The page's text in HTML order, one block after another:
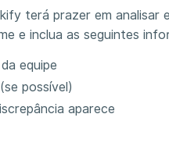
terá prazer em analisar
e inclua as seguintes
equipe
possível)
aparece